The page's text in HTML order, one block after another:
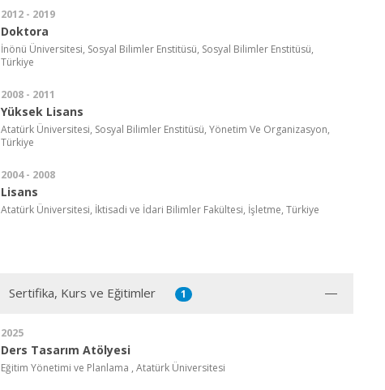
2012 - 2019
Doktora
İnönü Üniversitesi, Sosyal Bilimler Enstitüsü, Sosyal Bilimler Enstitüsü,
Türkiye
2008 - 2011
Yüksek Lisans
Atatürk Üniversitesi, Sosyal Bilimler Enstitüsü, Yönetim Ve Organizasyon,
Türkiye
2004 - 2008
Lisans
Atatürk Üniversitesi, İktisadi ve İdari Bilimler Fakültesi, İşletme, Türkiye
Sertifika, Kurs ve Eğitimler 1
2025
Ders Tasarım Atölyesi
Eğitim Yönetimi ve Planlama , Atatürk Üniversitesi